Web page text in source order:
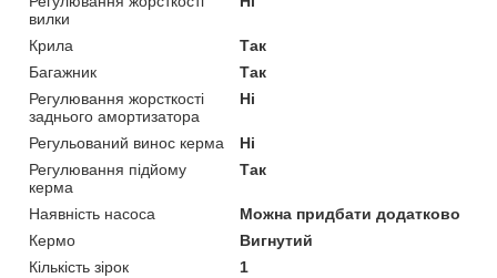
вилки
Крила
Так
Багажник
Так
Регулювання жорсткості
заднього амортизатора
Ні
Регульований винос керма
Ні
Регулювання підйому
керма
Так
Наявність насоса
Можна придбати додатково
Кермо
Вигнутий
Кількість зірок
1